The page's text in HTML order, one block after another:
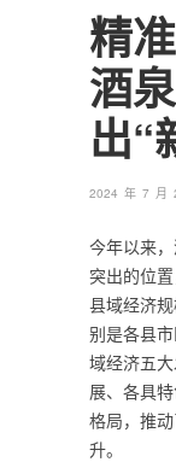
精
酒
出“
2024 年 7 月
今年以来
突出的位
县域经济
别是各县
域经济五
展、各具
格局，推
升。